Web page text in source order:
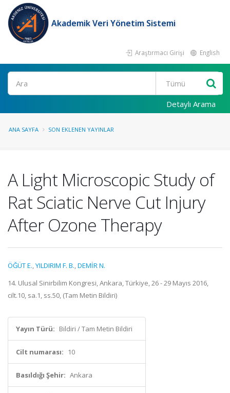
Akademik Veri Yönetim Sistemi
Araştırmacı Girişi English
Ara
Detaylı Arama
ANA SAYFA SON EKLENEN YAYINLAR
A Light Microscopic Study of
Rat Sciatic Nerve Cut Injury
After Ozone Therapy
ÖĞÜT E.,YILDIRIM F. B.,DEMİR N.
14. Ulusal Sinirbilim Kongresi, Ankara, Türkiye, 26 - 29 Mayıs 2016,
cilt.10, sa.1, ss.50, (Tam Metin Bildiri)
Yayın Türü: Bildiri / Tam Metin Bildiri
Cilt numarası: 10
Basıldığı Şehir: Ankara